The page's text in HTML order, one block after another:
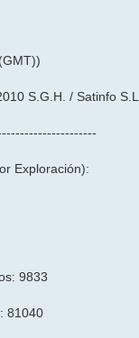
S.G.H. / Satinfo
Exploración):
9833
81040